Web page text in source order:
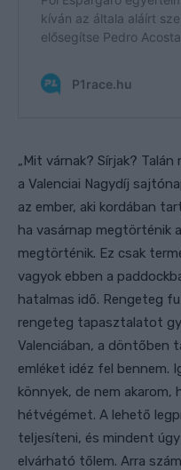
„Mit várnak? Sírjak?
a Valenciai Nagydíj
az ember, aki kordában
ha vasárnap megtörténik
megtörténik. Ez csak
vagyok ebben a
hatalmas idő. Rengeteg
rengeteg tapasztalatot
Valenciában, a döntőben
emléket idéz fel bennem.
könnyek, de nem akarom,
hétvégémet. A lehető
teljesíteni, és mindent úgy
elvárható tőlem. Arra